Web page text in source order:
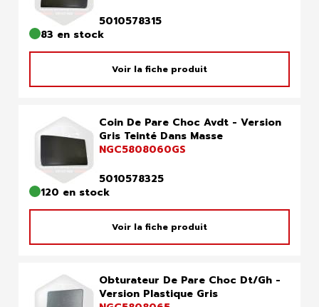
5010578315
83 en stock
Voir la fiche produit
Coin De Pare Choc Avdt - Version
Gris Teinté Dans Masse
NGC5808060GS
5010578325
120 en stock
Voir la fiche produit
Obturateur De Pare Choc Dt/Gh -
Version Plastique Gris